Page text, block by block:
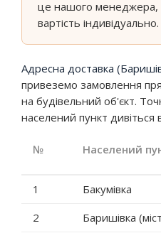
це нашого менеджера,
вартість індивідуально.
Адресна доставка
привеземо замовлення
на будівельний об'єкт.
населений пункт дивіться
№ Населений
1 Бакумівка
2
Баришівка